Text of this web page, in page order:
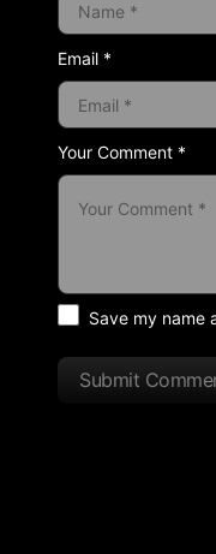
Your Comment *
Email *
Save my name
Submit